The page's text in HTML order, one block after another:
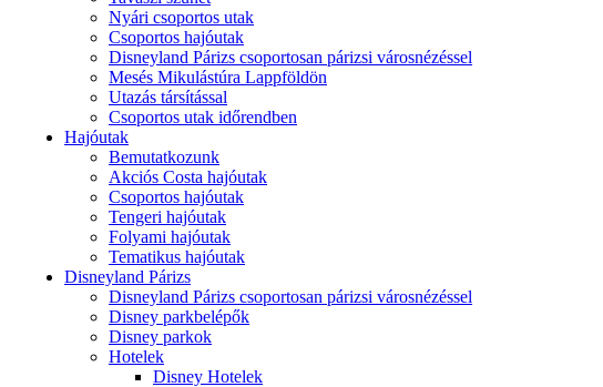
Nyári csoportos utak
Csoportos hajóutak
Disneyland Párizs csoportosan párizsi városnézéssel
Mesés Mikulástúra Lappföldön
Utazás társítással
Csoportos utak időrendben
Hajóutak
Bemutatkozunk
Akciós Costa hajóutak
Csoportos hajóutak
Tengeri hajóutak
Folyami hajóutak
Tematikus hajóutak
Disneyland Párizs
Disneyland Párizs csoportosan párizsi városnézéssel
Disney parkbelépők
Disney parkok
Hotelek
Disney Hotelek